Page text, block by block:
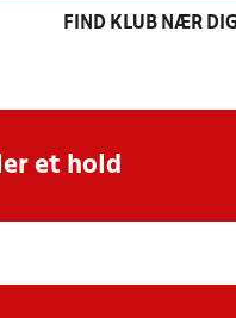
FIND KLUB NÆR
et hold